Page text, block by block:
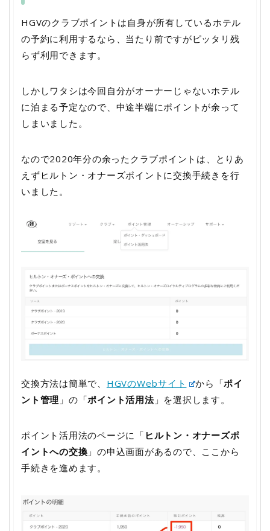
HGVのクラブポイントは自身が所有しているホテル
の予約に利用するなら、当たり前ですがピッタリ残
らず利用できます。
しかしワタシは今回自分がオーナーじゃないホテル
に泊まる予定なので、中途半端にポイントが余って
しまいました。
なので2020年分の余ったクラブポイントは、とりあ
えずヒルトン・オナーズポイントに交換手続きを行
いました。
交換方法は簡単で、 HGVのWebサイト から「ポイ
ント管理 」の「ポイント活用法」を選択します。
ポイント活用法のページに「 ヒルトン・オナーズポ
イントへの交換 」の申込画面があるので、ここから
手続きを進めます。